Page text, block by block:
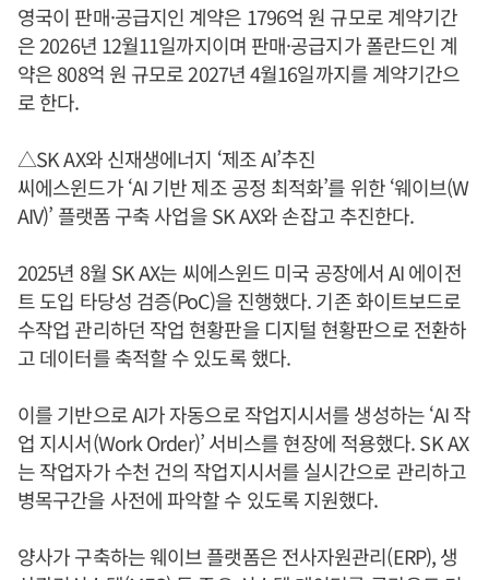
영국이 판매·공급지인 계약은 1796억 원 규모로 계약기간
은 2026년 12월11일까지이며 판매·공급지가 폴란드인 계
약은 808억 원 규모로 2027년 4월16일까지를 계약기간으
로 한다.
△SK AX와 신재생에너지 ‘제조 AI’추진
씨에스윈드가 ‘AI 기반 제조 공정 최적화’를 위한 ‘웨이브(W
AIV)’ 플랫폼 구축 사업을 SK AX와 손잡고 추진한다.
2025년 8월 SK AX는 씨에스윈드 미국 공장에서 AI 에이전
트 도입 타당성 검증(PoC)을 진행했다. 기존 화이트보드로
수작업 관리하던 작업 현황판을 디지털 현황판으로 전환하
고 데이터를 축적할 수 있도록 했다.
이를 기반으로 AI가 자동으로 작업지시서를 생성하는 ‘AI 작
업 지시서(Work Order)’ 서비스를 현장에 적용했다. SK AX
는 작업자가 수천 건의 작업지시서를 실시간으로 관리하고
병목구간을 사전에 파악할 수 있도록 지원했다.
양사가 구축하는 웨이브 플랫폼은 전사자원관리(ERP), 생